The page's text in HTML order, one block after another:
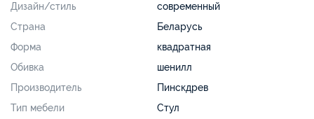
Дизайн/стиль
современный
Страна
Беларусь
Форма
квадратная
Обивка
шенилл
Производитель
Пинскдрев
Тип мебели
Стул